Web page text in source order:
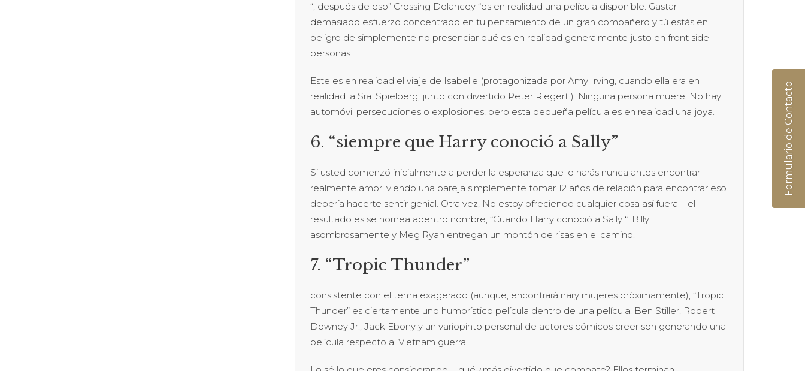
“, después de eso” Crossing Delancey “es en realidad una película disponible. Gastar
demasiado esfuerzo concentrado en tu pensamiento de un gran compañero y tú estás en
peligro de simplemente no presenciar qué es en realidad generalmente justo en front side
personas.
Este es en realidad el viaje de Isabelle (protagonizada por Amy Irving, cuando ella era en
realidad la Sra. Spielberg, junto con divertido Peter Riegert ). Ninguna persona muere. No hay
automóvil persecuciones o explosiones, pero esta pequeña película es en realidad una joya.
6. “siempre que Harry conoció a Sally”
Si usted comenzó inicialmente a perder la esperanza que lo harás nunca antes encontrar
realmente amor, viendo una pareja simplemente tomar 12 años de relación para encontrar eso
debería hacerte sentir genial. Otra vez, No estoy ofreciendo cualquier cosa así fuera – el
resultado es se hornea adentro nombre, “Cuando Harry conoció a Sally “. Billy
asombrosamente y Meg Ryan entregan un montón de risas en el camino.
7. “Tropic Thunder”
consistente con el tema exagerado (aunque, encontrará nary mujeres próximamente), “Tropic
Thunder” es ciertamente uno humorístico película dentro de una película. Ben Stiller, Robert
Downey Jr., Jack Ebony y un variopinto personal de actores cómicos creer son generando una
película respecto al Vietnam guerra.
Formulario de Contacto